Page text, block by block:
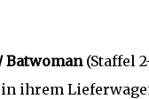
Batwoman(Staffel
ihrem